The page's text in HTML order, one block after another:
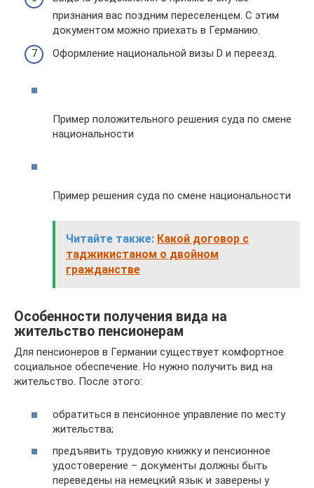
признания вас поздним переселенцем. С этим
документом можно приехать в Германию.
Оформление национальной визы D и переезд.
Пример положительного решения суда по смене
национальности
Пример решения суда по смене национальности
Читайте также: Какой договор с
таджикистаном о двойном
гражданстве
Особенности получения вида на
жительство пенсионерам
Для пенсионеров в Германии существует комфортное
социальное обеспечение. Но нужно получить вид на
жительство. После этого:
обратиться в пенсионное управление по месту
жительства;
предъявить трудовую книжку и пенсионное
удостоверение – документы должны быть
переведены на немецкий язык и заверены у